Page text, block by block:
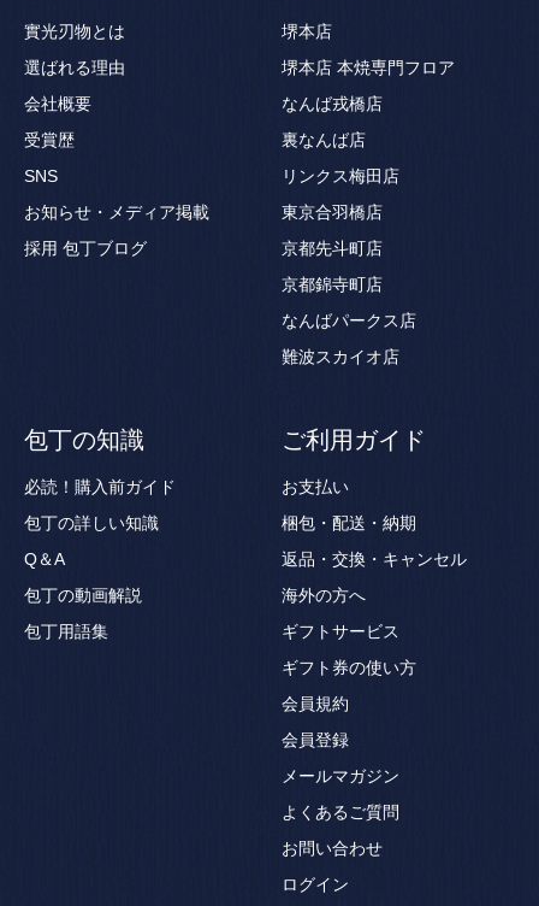
實光刃物とは
選ばれる理由
会社概要
受賞歴
SNS
お知らせ・メディア掲載
採用 包丁ブログ
堺本店
堺本店 本焼専門フロア
なんば戎橋店
裏なんば店
リンクス梅田店
東京合羽橋店
京都先斗町店
京都錦寺町店
なんばパークス店
難波スカイオ店
包丁の知識
必読！購入前ガイド
包丁の詳しい知識
Q＆A
包丁の動画解説
包丁用語集
ご利用ガイド
お支払い
梱包・配送・納期
返品・交換・キャンセル
海外の方へ
ギフトサービス
ギフト券の使い方
会員規約
会員登録
メールマガジン
よくあるご質問
お問い合わせ
ログイン